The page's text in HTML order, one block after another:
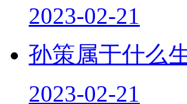
2023-02-21
孙策属于什么
2023-02-21